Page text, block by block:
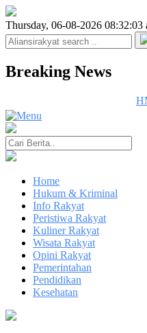
Thursday, 06-08-2026 08:32:03
Breaking News
Home
Hukum & Kriminal
Info Rakyat
Peristiwa Rakyat
Kuliner Rakyat
Wisata Rakyat
Opini Rakyat
Pemerintahan
Pendidikan
Kesehatan